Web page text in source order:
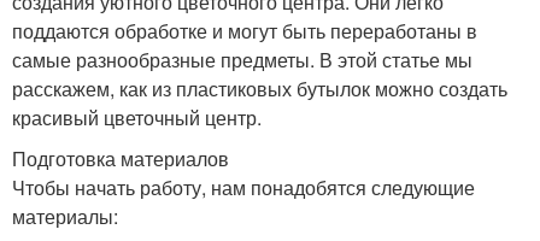
поддаются обработке и могут быть переработаны в
самые разнообразные предметы. В этой статье мы
расскажем, как из пластиковых бутылок можно создать
красивый цветочный центр.
Подготовка материалов
Чтобы начать работу, нам понадобятся следующие
материалы: